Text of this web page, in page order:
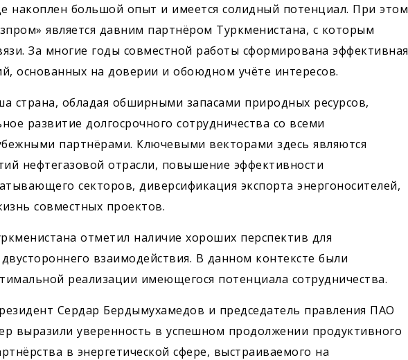
накоплен большой опыт и имеется солидный потенциал. При этом
является давним партнёром Туркменистана, с которым
За многие годы совместной работы сформирована эффективная
основанных на доверии и обоюдном учёте интересов.
страна, обладая обширными запасами природных ресурсов,
развитие долгосрочного сотрудничества со всеми
партнёрами. Ключевыми векторами здесь являются
нефтегазовой отрасли, повышение эффективности
секторов, диверсификация экспорта энергоносителей,
совместных проектов.
отметил наличие хороших перспектив для
взаимодействия. В данном контексте были
реализации имеющегося потенциала сотрудничества.
Сердар Бердымухамедов и председатель правления ПАО
выразили уверенность в успешном продолжении продуктивного
в энергетической сфере, выстраиваемого на